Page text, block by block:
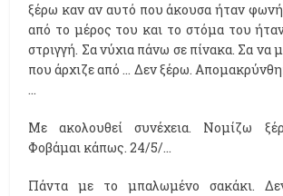
ξέρω καν αν αυτό που άκουσα ήταν
από το μέρος του και το στόμα του
στριγγή. Σα νύχια πάνω σε πίνακα. Σα να
που άρχιζε από … Δεν ξέρω.
…
Με ακολουθεί συνέχεια. Νομίζω
Φοβάμαι κάπως. 24/5/…
Πάντα με το μπαλωμένο σακάκι.